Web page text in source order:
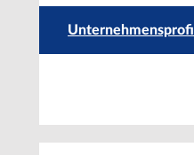
Unternehmensprofil